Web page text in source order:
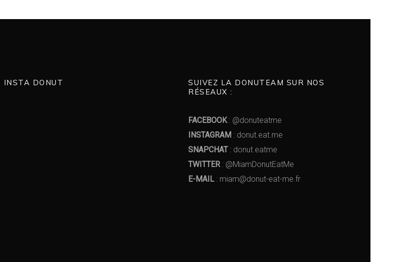
INSTA DONUT
SUIVEZ LA DONUTEAM SUR NOS
RÉSEAUX :
FACEBOOK: @donuteatme
INSTAGRAM : donut.eat.me
SNAPCHAT: donut.eatme
TWITTER: @MiamDonutEatMe
E-MAIL: miam@donut-eat-me.fr